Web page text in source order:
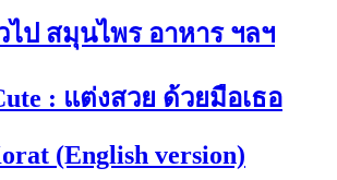
ไป สมุนไพร อาหาร ฯลฯ
: แต่งสวย ด้วยมือเธอ
(English version)